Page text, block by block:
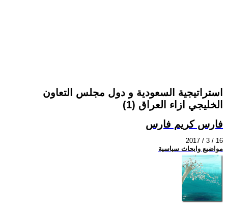
استراتيجية السعودية و دول مجلس التعاون
الخليجي ازاء العراق (1)
فارس كريم فارس
2017 / 3 / 16
مواضيع وابحاث سياسية